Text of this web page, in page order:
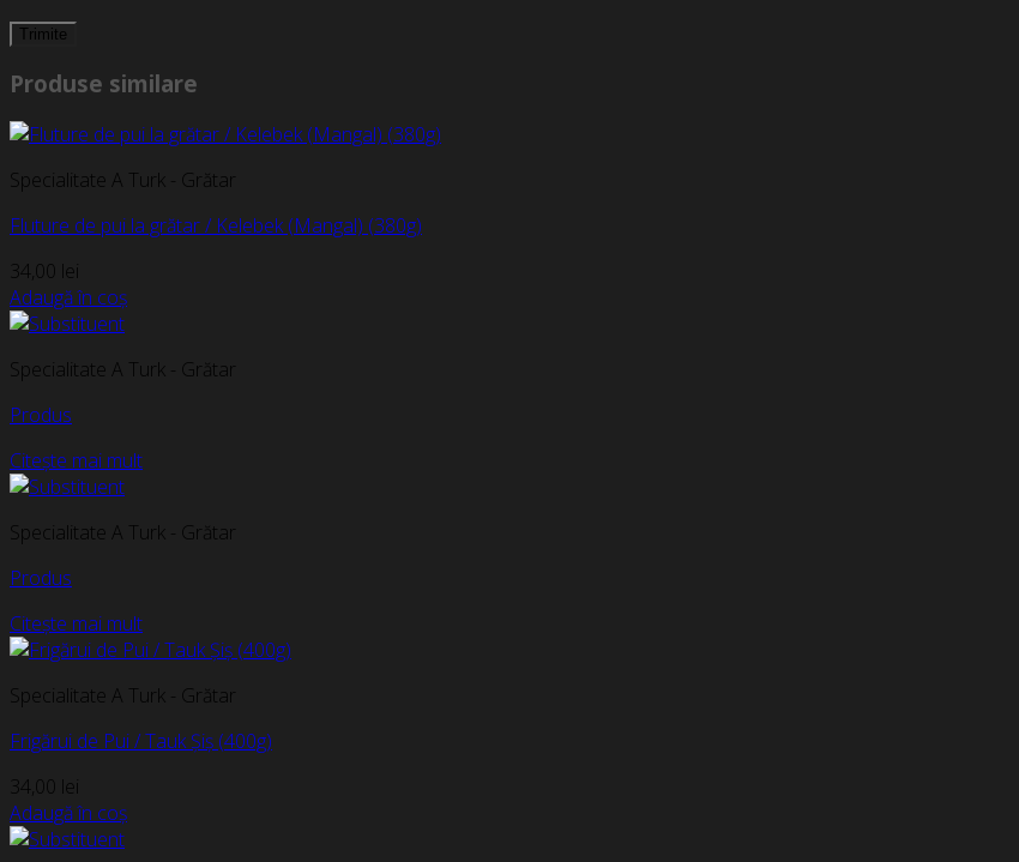
Produse similare
Specialitate A Turk - Grătar
Fluture de pui la grătar / Kelebek (Mangal) (380g)
34,00 lei
Adaugă în coș
Specialitate A Turk - Grătar
Produs
Citește mai mult
Specialitate A Turk - Grătar
Produs
Citește mai mult
Specialitate A Turk - Grătar
Frigărui de Pui / Tauk Șiș (400g)
34,00 lei
Adaugă în coș